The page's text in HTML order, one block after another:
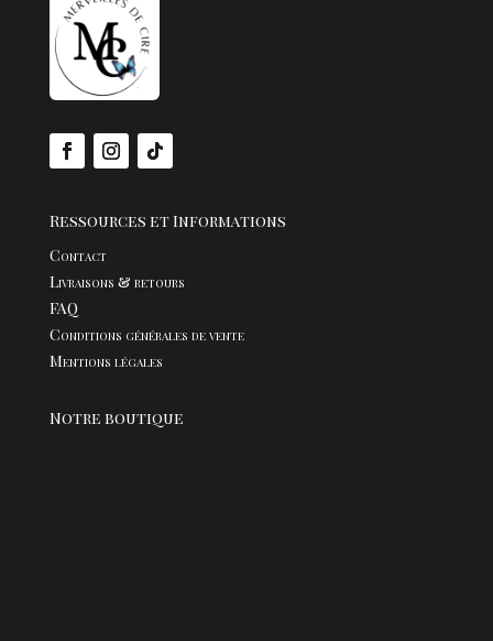
Fondants
Bijoux
Ressources et Informations
Contact
Livraisons & retours
FAQ
Conditions générales de vente
Mentions légales
Notre boutique